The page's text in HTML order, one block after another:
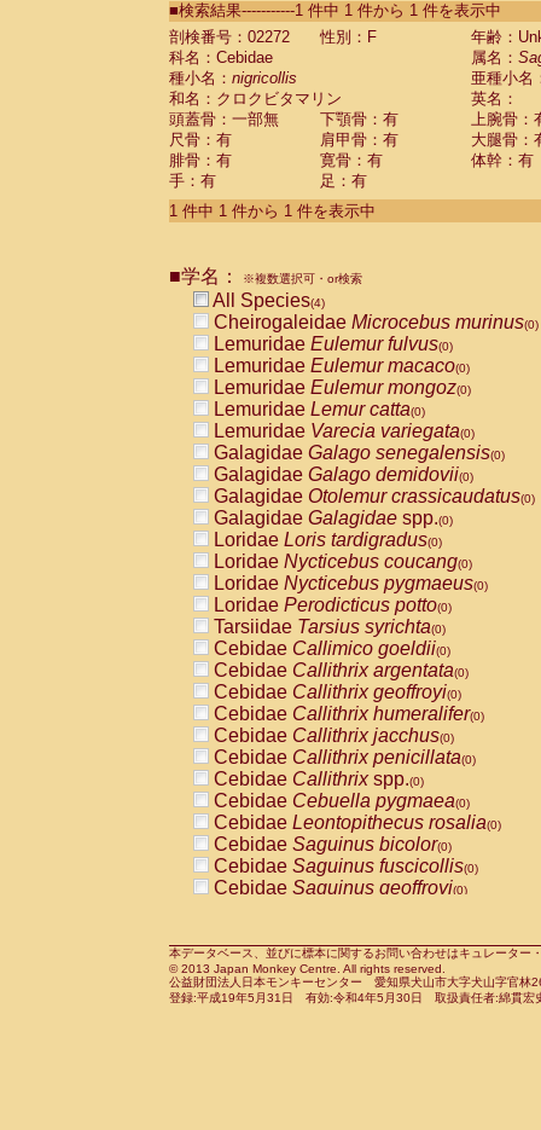
CebidaeSaguinus labiatus(0)
Cebidae Saguinus leucopus (0)
Cebidae
CebidaeSaguinus mystax
CebidaeSaguinus nigricollis (1)
Cebidae Saguinus oedipus
Cebidae Saguinus weddelli
Cebidae Saguinusspp.
Cebidae Aotus trivirgatus
Cebidae Cebus albifrons
CebidaeCebus nigrivittatus
CebidaeCebus
CebidaeSaimiri boliviensis(0)
CebidaeSaimiri sciureus(0)
AtelidaeAlouatta caraya(0)
AtelidaeAlouatta fusca(0)
AtelidaeAlouatta seniculus
AtelidaeAlouattaspp.(0)
AtelidaeAteles belzebuth(0)
AtelidaeAteles geoffroyi(0)
AtelidaeAteles paniscus(0)
AtelidaeAtelesspp.(0)
Atelidae Lagothrix lagothricha
AtelidaeLagothrix lagothricha cana
PitheciidaeCacajao calvus
PitheciidaeCallicebus cupreus
PitheciidaeCallicebus donacophilus
PitheciidaeCallicebus moloch
PitheciidaeCallicebus torquatus
PitheciidaeCallicebusspp.(0)
PitheciidaeChiropotes satanas(0)
PitheciidaePithecia monachus
PitheciidaePithecia pithecia(0)
CercopithecidaeCercocebus agilis
CercopithecidaeCercocebus
CercopithecidaeCercocebus
CercopithecidaeCercocebus
CercopithecidaeCercocebus
CercopithecidaeCercocebushybrid
CercopithecidaePapio anubis(0)
CercopithecidaePapio cynocephalus
CercopithecidaePapio hamadryas(0)
■検索結果-----------1 件中 1 件から 1 件を表示中
剖検番号：02272
性別：F
年齢：
科名：Cebidae
属名：
種小名： nigricollis
亜種小名
和名：クロクビタマリン
英名：
頭蓋骨：一部無
下顎骨：有
上腕骨：
尺骨：有
肩甲骨：有
大腿骨：
腓骨：有
寛骨：有
体幹：有
手：有
足：有
1 件中 1 件から 1 件を表示中
■学名： ※複数選択可・or検索
All Species(4)
Cheirogaleidae Microcebus murinus(0)
Lemuridae Eulemur fulvus(0)
Lemuridae Eulemur macaco(0)
Lemuridae Eulemur mongoz(0)
Lemuridae Lemur catta(0)
Lemuridae Varecia variegata(0)
Galagidae Galago senegalensis(0)
Galagidae Galago demidovii(0)
Galagidae Otolemur crassicaudatus(0)
Galagidae Galagidae spp.(0)
Loridae Loris tardigradus(0)
Loridae Nycticebus coucang(0)
Loridae Nycticebus pygmaeus(0)
Loridae Perodicticus potto(0)
Tarsiidae Tarsius syrichta(0)
Cebidae Callimico goeldii(0)
Cebidae Callithrix argentata(0)
Cebidae Callithrix geoffroyi(0)
Cebidae Callithrix humeralifer(0)
Cebidae Callithrix jacchus(0)
Cebidae Callithrix penicillata(0)
Cebidae Callithrixspp.(0)
Cebidae Cebuella pygmaea(0)
Cebidae Leontopithecus rosalia(0)
Cebidae Saguinus bicolor(0)
Cebidae Saguinus fuscicollis(0)
Cebidae Saguinus geoffroyi(0)
CebidaeSaguinus leucopus(0)
CebidaeSaguinus midas(0)
Cebidae Saguinus mystax(0)
本データベース、並びに標本に関するお問い合わせはキュレータ
© 2013 Japan Monkey Centre. All rights reserved.
公益財団法人日本モンキーセンター 愛知県犬山市大字犬山字官
登録:平成19年5月31日 有効:令和4年5月30日 取扱責任者:綿貫宏